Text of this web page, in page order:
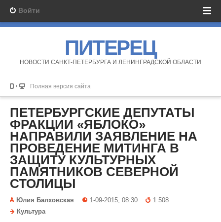
Войти
ПИТЕРЕЦ
НОВОСТИ САНКТ-ПЕТЕРБУРГА И ЛЕНИНГРАДСКОЙ ОБЛАСТИ
Полная версия сайта
ПЕТЕРБУРГСКИЕ ДЕПУТАТЫ
ФРАКЦИИ «ЯБЛОКО»
НАПРАВИЛИ ЗАЯВЛЕНИЕ НА
ПРОВЕДЕНИЕ МИТИНГА В
ЗАЩИТУ КУЛЬТУРНЫХ
ПАМЯТНИКОВ СЕВЕРНОЙ
СТОЛИЦЫ
Юлия Балховская 1-09-2015, 08:30
1 508
Культура